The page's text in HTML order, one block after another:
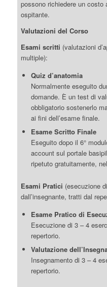
possono richiedere un
ospitante.
Valutazioni del Corso
Esami scritti (valutazioni
multiple):
Quiz d’anatomia
Normalmente eseguito
domande. È un test di
obbligatorio sostenerlo
ai fini dell’esame finale.
Esame Scritto Finale
Eseguito dopo il 6°
account sul portale
ripetuto gratuitamente,
Esami Pratici (esecuzione
dall’insegnante, tratti dal
Esame Pratico di
Esecuzione di 3 – 4
repertorio.
Valutazione
Insegnamento di 3 – 4
repertorio.